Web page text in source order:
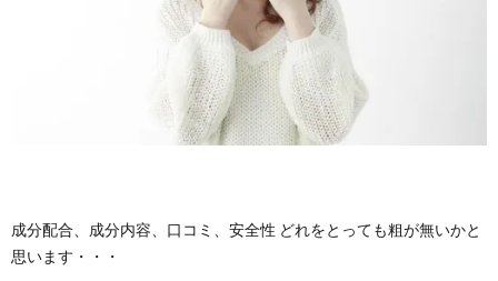
成分配合、成分内容、口コミ、安全性 どれをとっても粗が無いかと
思います・・・